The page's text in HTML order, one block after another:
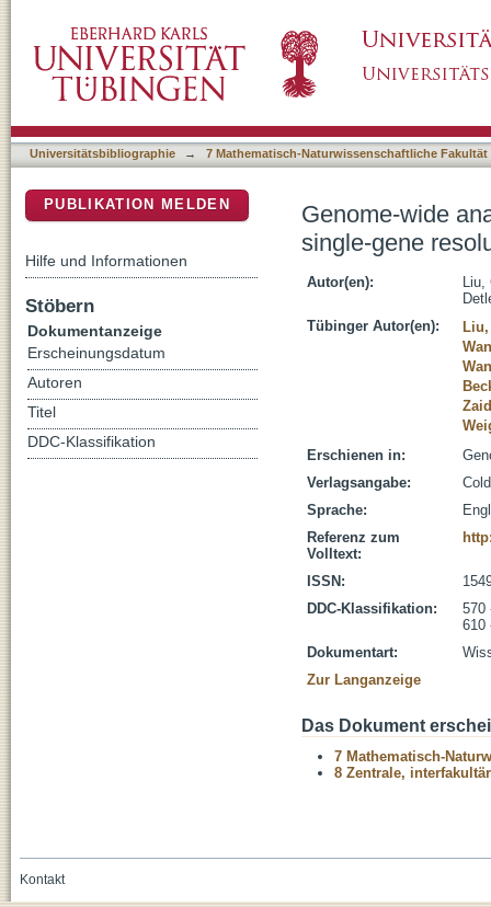
Universitätsbibliographie → 7 Mathematisch-Naturwissenschaftliche Fakultät
Genome-wide
single-gene
Autor(en):
Liu,
Tübinger Autor(en):
Erschienen in:
Verlagsangabe:
Sprache:
Referenz zum
Volltext:
ISSN:
DDC-Klassifikation:
570
610
Dokumentart:
Zur Langanzeige
Das Dokument
7 Mathematisch-
8 Zentrale,
PUBLIKATION MELDEN
Hilfe und Informationen
Stöbern
Dokumentanzeige
Erscheinungsdatum
Autoren
Titel
DDC-Klassifikation
Kontakt